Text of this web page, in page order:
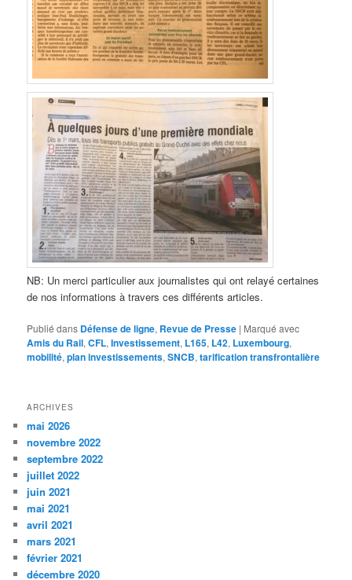
NB: Un merci particulier aux journalistes qui ont relayé certaines
de nos informations à travers ces différents articles.
Publié dans Défense de ligne, Revue de Presse | Marqué avec
Amis du Rail,CFL,Investissement, L165, L42, Luxembourg,
mobilité,plan investissements,SNCB,tarification transfrontalière
ARCHIVES
mai 2026
novembre 2022
septembre 2022
juillet 2022
juin 2021
mai 2021
avril 2021
mars 2021
février 2021
décembre 2020